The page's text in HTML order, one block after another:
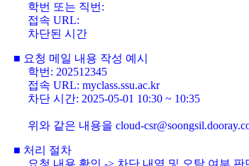
학번 또는 직번:
접속 URL:
차단된 시간
■ 요청 메일 내용 작성 예시
학번: 202512345
접속 URL: myclass.ssu.ac.kr
차단 시간: 2025-05-01 10:30 ~ 10:35
위와 같은 내용을 cloud-
■ 처리 절차
요청 내용 확인 -> 차단 내역 및 오탐 여부